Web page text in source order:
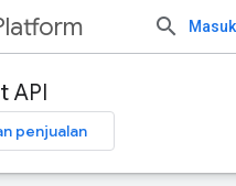
Masuk
API
penjualan